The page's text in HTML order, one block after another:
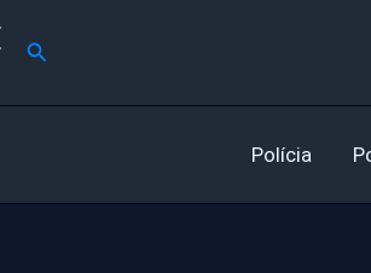
Pesquisar
Polícia